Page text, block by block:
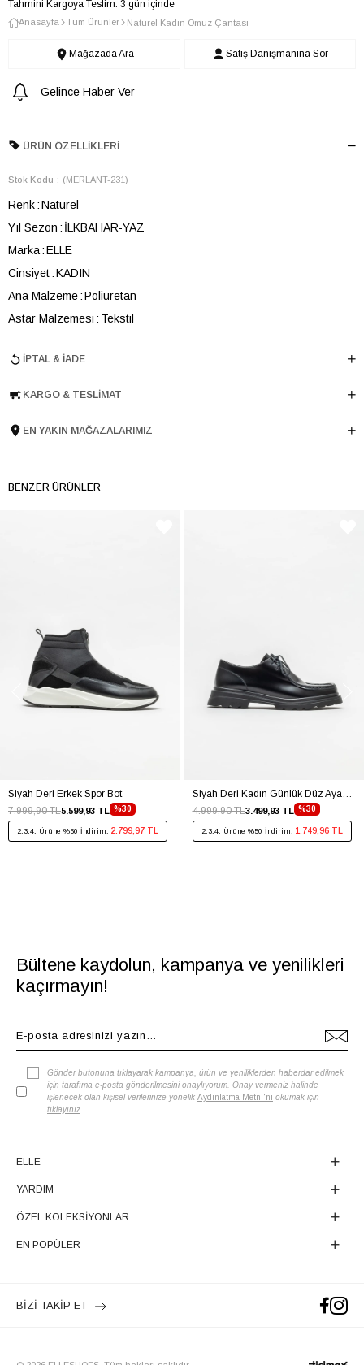
Tahmini Kargoya Teslim: 3 gün içinde
Anasayfa Tüm Ürünler Naturel Kadın Omuz Çantası
Mağazada Ara Satış Danışmanına Sor
Gelince Haber Ver
ÜRÜN ÖZELLIKLERI
Stok Kodu (MERLANT-231)
Renk Naturel
Yıl Sezon
İLKBAHAR-YAZ
Marka ELLE
Cinsiyet KADIN
Ana Malzeme Poliüretan
Astar Malzemesi
Tekstil
Boy 23 cm
Tema Ruffles
İPTAL & İADE
KARGO & TESLIMAT
EN YAKIN MAĞAZALARIMIZ
BENZER ÜRÜNLER
Siyah Deri Erkek Spor Bot
%30
5.599,93 TL
7.999,90 TL
2.3.4. Ürüne %50 İndirim: 2.799,97 TL
Siyah Deri Kadın Günlük Düz Ayakkabı
%30
3.499,93 TL
4.999,90 TL
2.3.4. Ürüne %50 İndirim: 1.749,96 TL
Bültene kaydolun, kampanya ve yenilikleri
kaçırmayın!
Gönder butonuna tıklayarak kampanya, ürün ve yeniliklerden haberdar edilmek
için tarafıma e-posta gönderilmesini onaylıyorum. Onay vermeniz halinde
işlenecek olan kişisel verilerinize yönelik Aydınlatma Metni'ni okumak için
tıklayınız
ELLE
YARDIM
ÖZEL KOLEKSİYONLAR
EN POPÜLER
BİZİ TAKİP ET